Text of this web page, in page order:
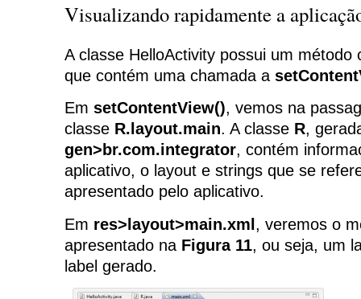
Visualizando rapidamente a
A classe HelloActivity possui um método
que contém uma chamada a
Em setContentView(), vemos na
classe R.layout.main. A classe R,
gen>br.com.integrator, contém
aplicativo, o layout e strings que se
apresentado pelo aplicativo.
Em res>layout>main.xml, veremos o
apresentado na Figura 11, ou seja, um
label gerado.